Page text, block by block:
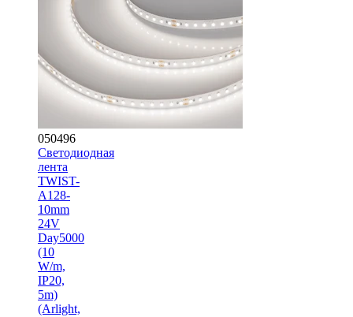
050496
Светодиодная
лента
TWIST-
A128-
10mm
24V
Day5000
(10
W/m,
IP20,
5m)
(Arlight,